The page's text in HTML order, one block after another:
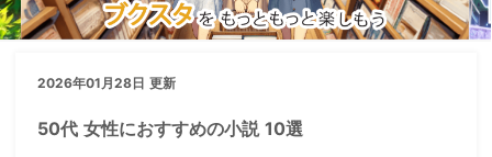
2026年01月28日 更新
50代 女性におすすめの小説 10選